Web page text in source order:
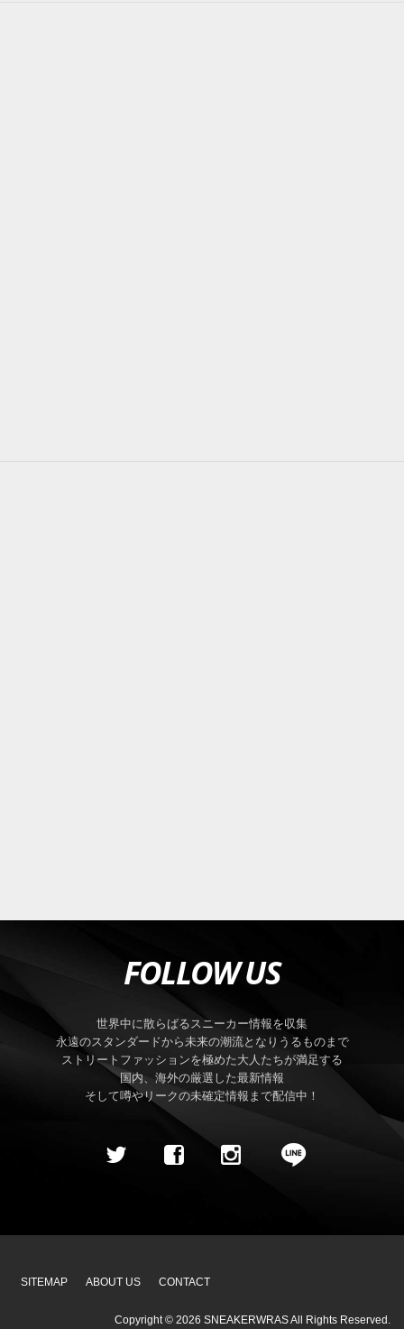
FOLLOW US
世界中に散らばるスニーカー情報を収集
永遠のスタンダードから未来の潮流となりうるものまで
ストリートファッションを極めた大人たちが満足する
国内、海外の厳選した最新情報
そして噂やリークの未確定情報まで配信中！
SITEMAP ABOUT US CONTACT
Copyright © 2026 SNEAKERWRASAll Rights Reserved.